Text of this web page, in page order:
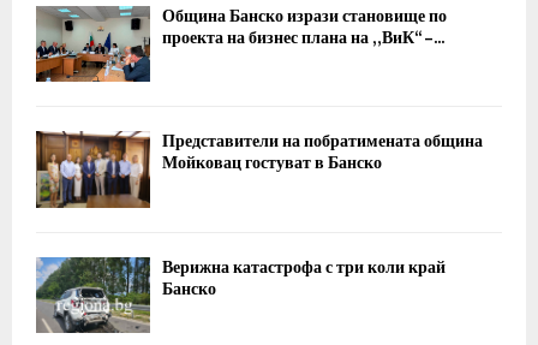
Община Банско изрази становище по
проекта на бизнес плана на „ВиК“ –...
Представители на побратимената община
Мойковац гостуват в Банско
Верижна катастрофа с три коли край
Банско